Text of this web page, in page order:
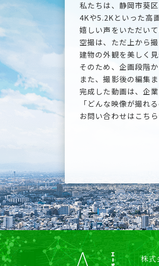
私たちは、静岡市葵
4Kや5.2Kといった高
嬉しい声をいただいて
空撮は、ただ上から
建物の外観を美しく
そのため、企画段階
また、撮影後の編集
完成した動画は、企
「どんな映像が撮れ
お問い合わせはこち
株